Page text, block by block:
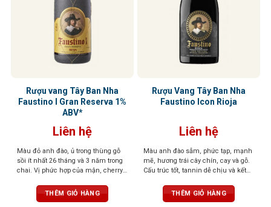
Rượu vang Tây Ban Nha
Faustino I Gran Reserva 1%
ABV*
Liên hệ
Màu đỏ anh đào, ủ trong thùng gỗ
sồi ít nhất 26 tháng và 3 năm trong
chai. Vị phức hợp của mận, cherry,
hậu vị sâu lắngTHÊM GIỎ HÀNG
Rượu Vang Tây Ban Nha
Faustino Icon Rioja
Liên hệ
Màu anh đào sẫm, phức tạp, mạnh
mẽ, hương trái cây chín, cay và gỗ.
Cấu trúc tốt, tannin dễ chịu và kết
THÊM GIỎ HÀNG